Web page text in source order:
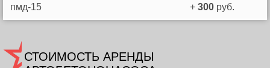
пмд-15 + 300 руб.
СТОИМОСТЬ АРЕНДЫ